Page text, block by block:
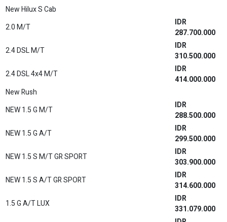
1.5 G MT
358.700.000
IDR
371.900.000
IDR
416.400.000
IDR
1.5 S GR CVT TSS
IDR
425.800.000
1.5 S GR CVT TSS (Premium Color)
IDR
428.800.000
1.5 S HV CVT TSS
IDR
437.300.000
1.5 S HV CVT TSS (Premium Color)
IDR
439.700.000
1.5 S HV CVT TSS 2 TONE
IDR
441.200.000
IDR